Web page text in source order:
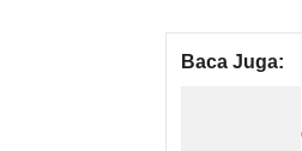
Baca Juga: